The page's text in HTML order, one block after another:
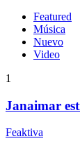
Featured
Música
Nuevo
Video
1
Janaimar
Feaktiva